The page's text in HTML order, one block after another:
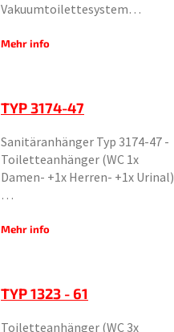
Vakuumtoilettesystem…
Mehr info
TYP 3174-47
Sanitäranhänger Typ 3174-47 -
Toiletteanhänger (WC 1x
Damen- +1x Herren- +1x Urinal)
…
Mehr info
TYP 1323 - 61
Toiletteanhänger (WC 3x